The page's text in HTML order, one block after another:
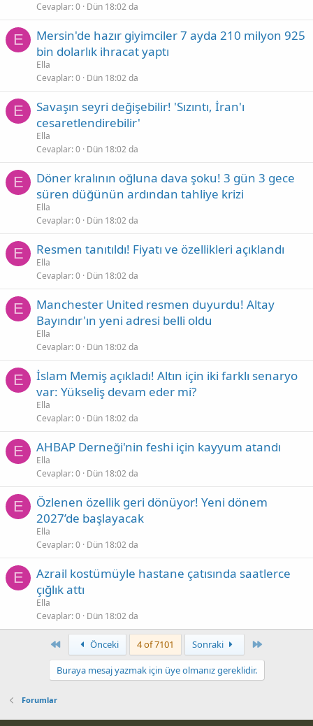
Cevaplar 0 Dün 18:02 da
E
Mersin'de hazır giyimciler 7 ayda 210 milyon 925
bin dolarlık ihracat yaptı
Ella
Cevaplar 0 Dün 18:02 da
E
Savaşın seyri değişebilir! 'Sızıntı, İran'ı
cesaretlendirebilir'
Ella
Cevaplar 0 Dün 18:02 da
E
Döner kralının oğluna dava şoku! 3 gün 3 gece
süren düğünün ardından tahliye krizi
Ella
Cevaplar 0 Dün 18:02 da
E Resmen tanıtıldı! Fiyatı ve özellikleri açıklandı
Ella
Cevaplar 0 Dün 18:02 da
E
Manchester United resmen duyurdu! Altay
Bayındır'ın yeni adresi belli oldu
Ella
Cevaplar 0 Dün 18:02 da
E
İslam Memiş açıkladı! Altın için iki farklı senaryo
var: Yükseliş devam eder mi?
Ella
Cevaplar 0 Dün 18:02 da
E AHBAP Derneği'nin feshi için kayyum atandı
Ella
Cevaplar 0 Dün 18:02 da
E
Özlenen özellik geri dönüyor! Yeni dönem
2027’de başlayacak
Ella
Cevaplar 0 Dün 18:02 da
E
Azrail kostümüyle hastane çatısında saatlerce
çığlık attı
Ella
Cevaplar 0 Dün 18:02 da
First Önceki 4 of 7101 Sonraki
Buraya mesaj yazmak için üye olmanız gereklidir.
Forumlar